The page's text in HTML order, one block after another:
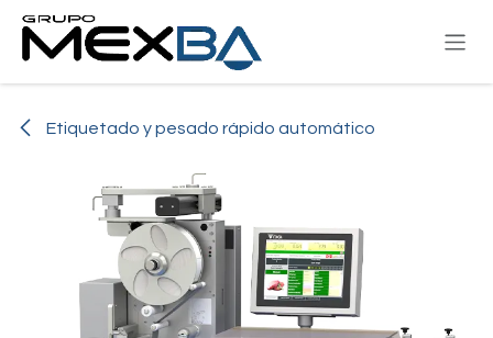
Ir al contenido
Etiquetado y pesado rápido automático